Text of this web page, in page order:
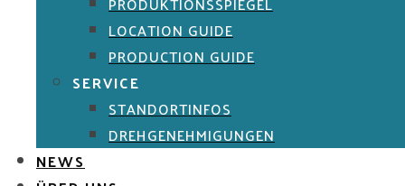
LOCATION GUIDE
PRODUCTION GUIDE
SERVICE
STANDORTINFOS
DREHGENEHMIGUNGEN
NEWS